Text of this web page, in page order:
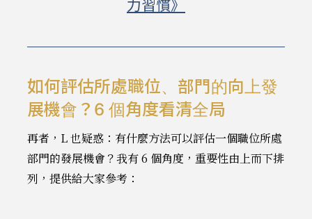
力習慣》
如何評估所處職位、部門的向上發
展機會？6 個角度看清全局
再者，L 也疑惑：有什麼方法可以評估一個職位所處
部門的發展機會？我有 6 個角度，重要性由上而下排
列，提供給大家參考：